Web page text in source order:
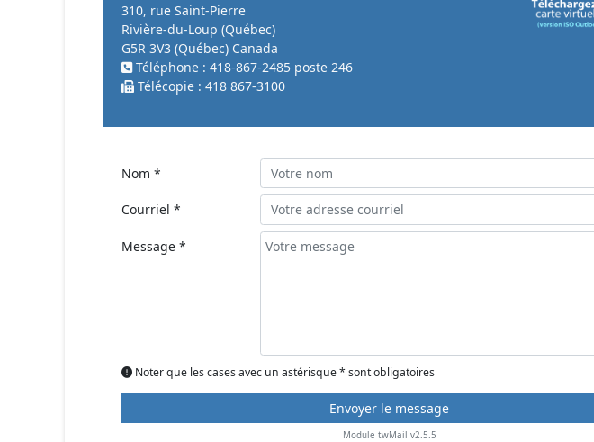
310, rue Saint-Pierre
Rivière-du-Loup (Québec)
G5R 3V3 (Québec) Canada
Téléphone : 418-867-2485 poste 246
Télécopie : 418 867-3100
Nom *
Courriel *
Message *
Noter que les cases avec un astérisque * sont obligatoires
Module twMail v2.5.5